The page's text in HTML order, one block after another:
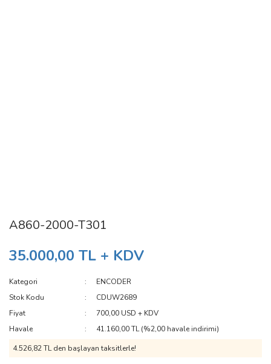
A860-2000-T301
35.000,00 TL + KDV
Kategori
ENCODER
Stok Kodu
CDUW2689
Fiyat
700,00 USD + KDV
Havale
41.160,00 TL (%2,00 havale indirimi)
4.526,82 TL den başlayan taksitlerle!